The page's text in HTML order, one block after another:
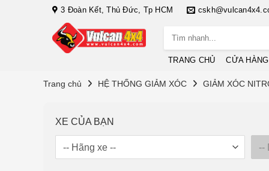
3 Đoàn Kết, Thủ Đức, Tp HCM
Tìm
TRANG CHỦ CỬA HÀNG
Trang chủ HỆ THỐNG GIẢM XÓC GIẢM XÓC
XE CỦA BẠN